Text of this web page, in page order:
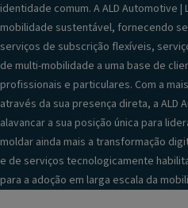
identidade comum. A ALD Automotive
mobilidade sustentável, fornecendo
serviços de subscrição flexíveis,
de multi-mobilidade a uma base de
profissionais e particulares. Com a
através da sua presença direta, a ALD
alavancar a sua posição única para
moldar ainda mais a transformação
e de serviços tecnologicamente
para a adoção em larga escala da